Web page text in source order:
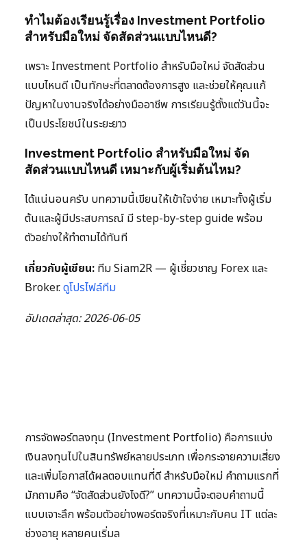
ทำไมต้องเรียนรู้เรื่อง Investment Portfolio
สำหรับมือใหม่ จัดสัดส่วนแบบไหนดี?
เพราะ Investment Portfolio สำหรับมือใหม่ จัดสัดส่วน
แบบไหนดี เป็นทักษะที่ตลาดต้องการสูง และช่วยให้คุณแก้
ปัญหาในงานจริงได้อย่างมืออาชีพ การเรียนรู้ตั้งแต่วันนี้จะ
เป็นประโยชน์ในระยะยาว
Investment Portfolio สำหรับมือใหม่ จัด
สัดส่วนแบบไหนดี เหมาะกับผู้เริ่มต้นไหม?
ได้แน่นอนครับ บทความนี้เขียนให้เข้าใจง่าย เหมาะทั้งผู้เริ่ม
ต้นและผู้มีประสบการณ์ มี step-by-step guide พร้อม
ตัวอย่างให้ทำตามได้ทันที
เกี่ยวกับผู้เขียน: ทีม Siam2R — ผู้เชี่ยวชาญ Forex และ
Broker.ดูโปรไฟล์ทีม
อัปเดตล่าสุด: 2026-06-05
การจัดพอร์ตลงทุน (Investment Portfolio) คือการแบ่ง
เงินลงทุนไปในสินทรัพย์หลายประเภท เพื่อกระจายความเสี่ยง
และเพิ่มโอกาสได้ผลตอบแทนที่ดี สำหรับมือใหม่ คำถามแรกที่
มักถามคือ “จัดสัดส่วนยังไงดี?” บทความนี้จะตอบคำถามนี้
แบบเจาะลึก พร้อมตัวอย่างพอร์ตจริงที่เหมาะกับคน IT แต่ละ
ช่วงอายุ หลายคนเริ่มล